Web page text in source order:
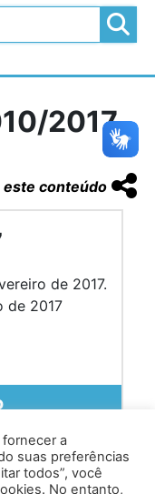
2017
conteúdo
de 2017.
de 2017
a
suas preferências
todos”, você
No entanto,